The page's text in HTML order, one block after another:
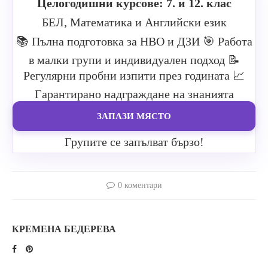
Целогодишни курсове: 7. и 12. клас
БЕЛ, Математика и Английски език
📚 Пълна подготовка за НВО и ДЗИ 🎯 Работа
в малки групи и индивидуален подход 📝
Регулярни пробни изпити през годината 📈
Гарантирано надграждане на знанията
ЗАПАЗИ МЯСТО
Групите се запълват бързо!
0 коментари
КРЕМЕНА БЕДЕРЕВА